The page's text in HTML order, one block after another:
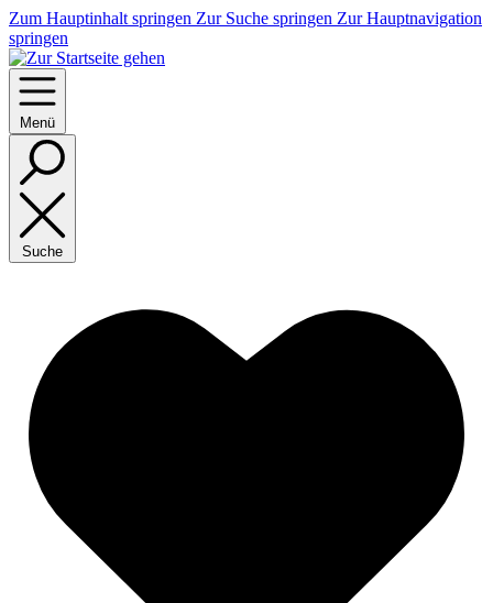
Zum Hauptinhalt springen Zur Suche springen Zur Hauptnavigation
springen
Menü
Suche